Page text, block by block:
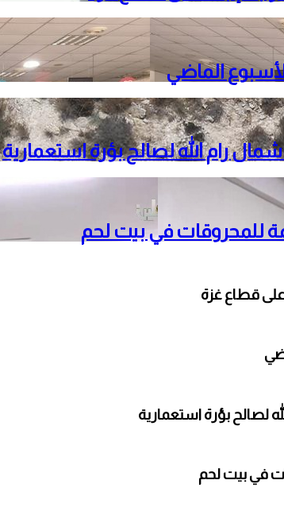
رام الله لصالح بؤرة استعمارية
للمحروقات في بيت لحم
لصالح بؤرة استعمارية
في بيت لحم